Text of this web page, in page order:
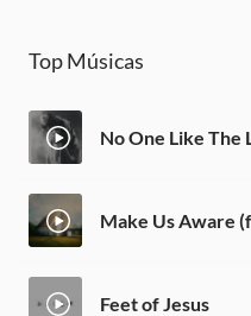
Top Músicas
Feet of Jesus